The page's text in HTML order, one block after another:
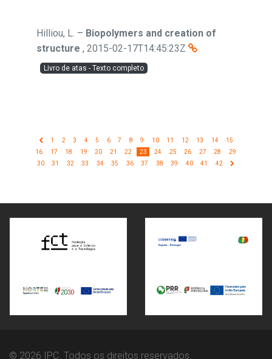
Hilliou, L. – Biopolymers and creation of
structure , 2015-02-17T14:45:23Z
Livro de atas - Texto completo
1 2 3 4 5 6 7 8 9 10 11 12 13 14
15
16
17 18 19 20 21 22 23 24 25 26 27 28
29
30
31 32 33 34 35 36 37 38 39 40 41 42
© 2026 IPC. Todos os direitos reservados.